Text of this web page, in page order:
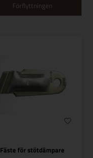
Förflyttningen
Fäste för stötdämpare